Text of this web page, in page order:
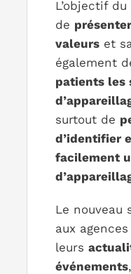
L’objectif
de
valeurs et
également
patients les
surtout de
d’identifier
facilement
Le nouveau
aux
leurs
événements